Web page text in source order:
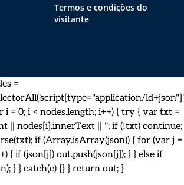
Termos e condições do
visitante
=
i = 0; i < nodes.length; i++) { try { var txt =
|| nodes[i].innerText || ''; if (!txt) continue;
if (Array.isArray(json)) { for (var j =
{ if (json[j]) out.push(json[j]); } } else if
} } catch(e) {} } return out; }